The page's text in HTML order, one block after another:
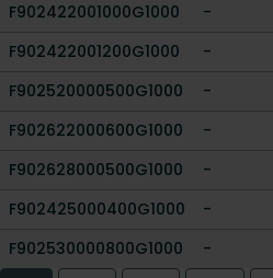
F902422001000G1000
-
F902422001200G1000
-
F902520000500G1000
-
F902622000600G1000
-
F902628000500G1000
-
F902425000400G1000
-
F902530000800G1000
-